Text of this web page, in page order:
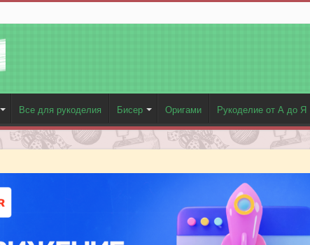
Все для рукоделия Бисер Оригами Рукоделие от А до Я